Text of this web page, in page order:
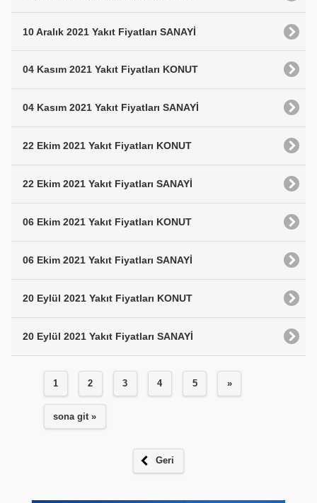
10 Aralık 2021 Yakıt Fiyatları SANAYİ
04 Kasım 2021 Yakıt Fiyatları KONUT
04 Kasım 2021 Yakıt Fiyatları SANAYİ
22 Ekim 2021 Yakıt Fiyatları KONUT
22 Ekim 2021 Yakıt Fiyatları SANAYİ
06 Ekim 2021 Yakıt Fiyatları KONUT
06 Ekim 2021 Yakıt Fiyatları SANAYİ
20 Eylül 2021 Yakıt Fiyatları KONUT
20 Eylül 2021 Yakıt Fiyatları SANAYİ
1 2 3 4 5 »
sona git »
Geri